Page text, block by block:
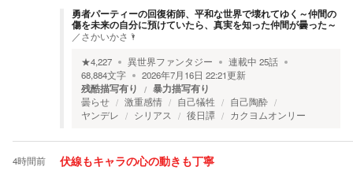
勇者パーティーの回復術師、平和な世界で壊れてゆく～仲間の
傷を未来の自分に預けていたら、真実を知った仲間が曇った～
／さかいかさ🌂
★4,227 異世界ファンタジー 連載中 25話
68,884文字 2026年7月16日 22:21更新
残酷描写有り 暴力描写有り
曇らせ 激重感情 自己犠牲
自己陶酔
ヤンデレ
シリアス 後日譚 カクヨムオンリー
4時間前 伏線もキャラの心の動きも丁寧